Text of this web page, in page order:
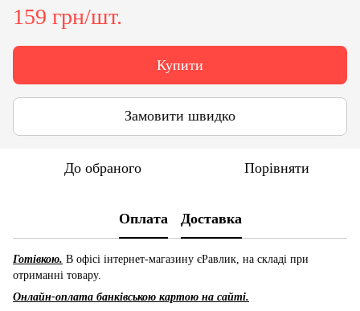
159 грн/шт.
Купити
Замовити швидко
До обраного Порівняти
Оплата Доставка
Готівкою. В офісі інтернет-магазину єРавлик, на складі при
отриманні товару.
Онлайн-оплата банківською картою на сайті.